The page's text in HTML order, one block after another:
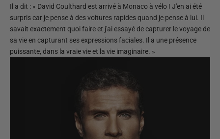
Il a dit : « David Coulthard est arrivé à Monaco à vélo ! J'en ai été
surpris car je pense à des voitures rapides quand je pense à lui. Il
savait exactement quoi faire et j'ai essayé de capturer le voyage de
sa vie en capturant ses expressions faciales. Il a une présence
puissante, dans la vraie vie et la vie imaginaire. »